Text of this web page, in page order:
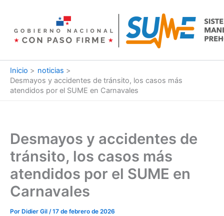
contenido
Inicio
noticias
Desmayos y accidentes de tránsito, los casos más
atendidos por el SUME en Carnavales
Desmayos y accidentes de
tránsito, los casos más
atendidos por el SUME en
Carnavales
Por Didier Gil /17 de febrero de 2026